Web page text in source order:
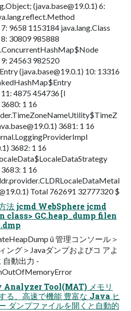
(java.base@19.0.1) 6:
7: 9658 1153184 java.lang.Class
8: 30809 985888
9: 24563 982520
(java.base@19.0.1) 10: 13316
11: 4875 454736 [I
3680: 1 16
) 3681: 1 16
) 3682: 1 16
3683: 1 16
) Total 762691 32777320 $
⽅法 jcmd WebSphere jcmd
class> GC.heap_dump filen
ü 管理コンソール＞
ング＞Javaダンプおよびコ アよ
⾃動出⼒ -
Tool(MAT) メモリ
る、⾼速で機能 豊富な Java ヒ
ダンプファイルを開くと⾃動的